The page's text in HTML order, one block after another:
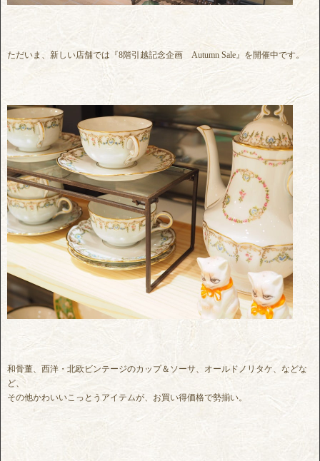
ただいま、新しい店舗では『8階引越記念企画 Autumn Sale』を開催中です。
和骨董、西洋・北欧ビンテージのカップ＆ソーサ、オールドノリタケ、などな
ど、
その他かわいいこっとうアイテムが、お買い得価格で勢揃い。